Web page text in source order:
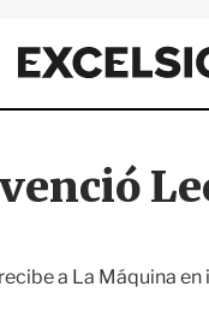
a La Máquina